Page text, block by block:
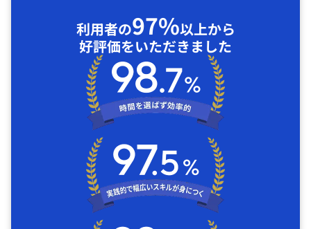
利用者の97%以上から
好評価をいただきました